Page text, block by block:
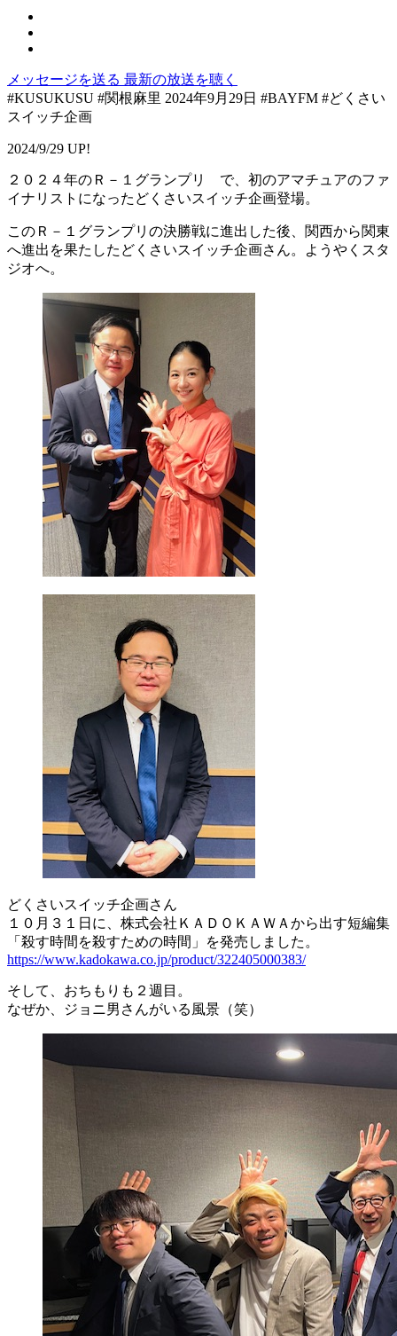
メッセージを送る 最新の放送を聴く
#KUSUKUSU #関根麻里 2024年9月29日 #BAYFM #どくさい
スイッチ企画
2024/9/29 UP!
２０２４年のＲ－１グランプリ で、初のアマチュアのファ
イナリストになったどくさいスイッチ企画登場。
このＲ－１グランプリの決勝戦に進出した後、関西から関東
へ進出を果たしたどくさいスイッチ企画さん。ようやくスタ
ジオへ。
どくさいスイッチ企画さん
１０月３１日に、株式会社ＫＡＤＯＫＡＷＡから出す短編集
「殺す時間を殺すための時間」を発売しました。
https://www.kadokawa.co.jp/product/322405000383/
そして、おちもりも２週目。
なぜか、ジョニ男さんがいる風景（笑）